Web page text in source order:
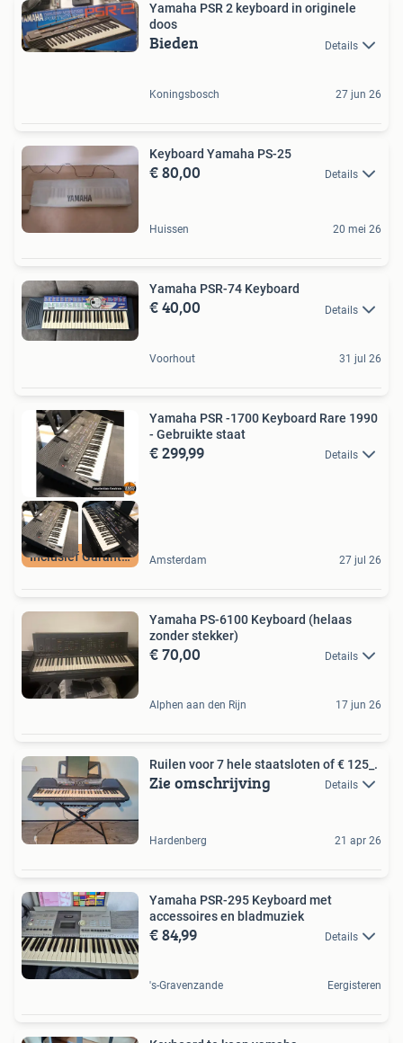
Yamaha PSR 2 keyboard in originele
doos
Bieden Details
Koningsbosch 27 jun 26
Keyboard Yamaha PS-25
€ 80,00 Details
Huissen 20 mei 26
Yamaha PSR-74 Keyboard
€ 40,00 Details
Voorhout 31 jul 26
Inclusief Garantie
Yamaha PSR -1700 Keyboard Rare 1990
- Gebruikte staat
€ 299,99 Details
Amsterdam 27 jul 26
Yamaha PS-6100 Keyboard (helaas
zonder stekker)
€ 70,00 Details
Alphen aan den Rijn 17 jun 26
Ruilen voor 7 hele staatsloten of € 125_.
Zie omschrijving Details
Hardenberg 21 apr 26
Yamaha PSR-295 Keyboard met
accessoires en bladmuziek
€ 84,99 Details
's-Gravenzande Eergisteren